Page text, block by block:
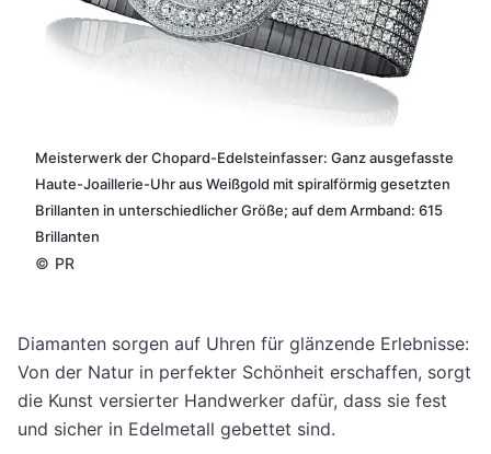
Meisterwerk der Chopard-Edelsteinfasser: Ganz ausgefasste
Haute-Joaillerie-Uhr aus Weißgold mit spiralförmig gesetzten
Brillanten in unterschiedlicher Größe; auf dem Armband: 615
Brillanten
© PR
Diamanten sorgen auf Uhren für glänzende Erlebnisse:
Von der Natur in perfekter Schönheit erschaffen, sorgt
die Kunst versierter Handwerker dafür, dass sie fest
und sicher in Edelmetall gebettet sind.